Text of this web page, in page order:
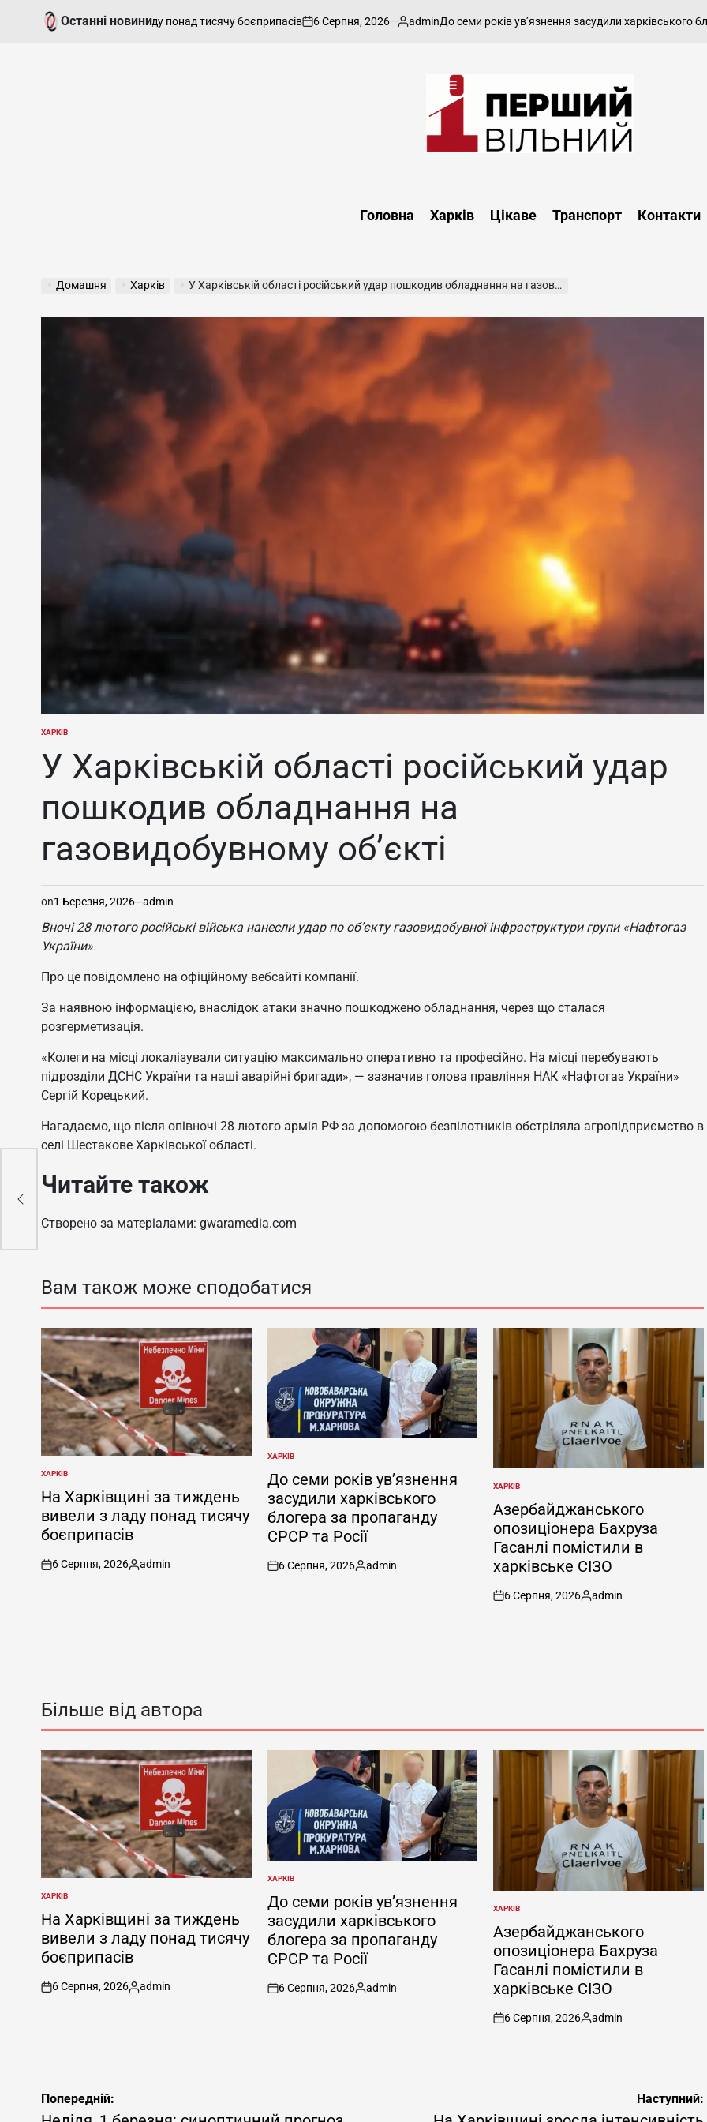
Перейти
Останні новини
тиждень вивели з ладу понад тисячу боєприпасів
on
6 Серпня, 2026
Опубліковано
adminДо семи років ув’язнення засудили харківського блогера
харківський,
області
Головна Харків Цікаве Транспорт Контакти
Домашня Харків У Харківській області російський удар пошкодив обладнання на газовидобувному об’єкті
ОПУБЛІКУВАТИ
ХАРКІВ
У Харківській області російський удар
пошкодив обладнання на
газовидобувному об’єкті
on1 Березня, 2026 admin
Вночі 28 лютого російські війська нанесли удар по об’єкту газовидобувної інфраструктури групи «Нафтогаз
України».
Про це повідомлено на офіційному вебсайті компанії.
За наявною інформацією, внаслідок атаки значно пошкоджено обладнання, через що сталася
розгерметизація.
«Колеги на місці локалізували ситуацію максимально оперативно та професійно. На місці перебувають
підрозділи ДСНС України та наші аварійні бригади», — зазначив голова правління НАК «Нафтогаз України»
Сергій Корецький.
Нагадаємо, що після опівночі 28 лютого армія РФ за допомогою безпілотників обстріляла агропідприємство в
селі Шестакове Харківської області.
Читайте також
Створено за матеріалами: gwaramedia.com
Вам також може сподобатися
ОПУБЛІКУВАТИ
У
ХАРКІВ
На Харківщині за тиждень
вивели з ладу понад тисячу
боєприпасів
on
6 Серпня, 2026
Опубліковано
admin
ОПУБЛІКУВАТИ
У
ХАРКІВ
До семи років ув’язнення
засудили харківського
блогера за пропаганду
СРСР та Росії
on
6 Серпня, 2026
Опубліковано
admin
ОПУБЛІКУВАТИ
У
ХАРКІВ
Азербайджанського
опозиціонера Бахруза
Гасанлі помістили в
харківське СІЗО
on
6 Серпня, 2026
Опубліковано
admin
Більше від автора
ОПУБЛІКУВАТИ
У
ХАРКІВ
На Харківщині за тиждень
вивели з ладу понад тисячу
боєприпасів
on
6 Серпня, 2026
Опубліковано
admin
ОПУБЛІКУВАТИ
У
ХАРКІВ
До семи років ув’язнення
засудили харківського
блогера за пропаганду
СРСР та Росії
on
6 Серпня, 2026
Опубліковано
admin
ОПУБЛІКУВАТИ
У
ХАРКІВ
Азербайджанського
опозиціонера Бахруза
Гасанлі помістили в
харківське СІЗО
on
6 Серпня, 2026
Опубліковано
admin
Навігація
Попередній: Наступний: